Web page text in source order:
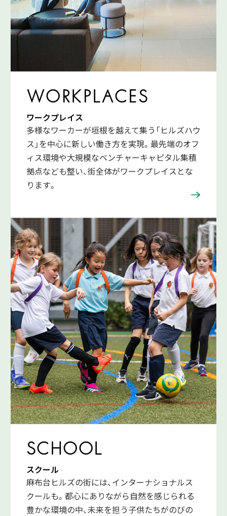
WORKPLACES
ワークプレイス
多様なワーカーが垣根を越えて集う「ヒルズハウ
ス」を中心に新しい働き方を実現。最先端のオフ
ィス環境や大規模なベンチャーキャピタル集積
拠点なども整い、街全体がワークプレイスとな
ります。
SCHOOL
スクール
麻布台ヒルズの街には、インターナショナルス
クールも。都心にありながら自然を感じられる
豊かな環境の中、未来を担う子供たちがのびの